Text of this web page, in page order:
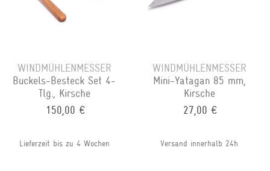
WINDMÜHLENMESSER
Buckels-Besteck Set 4-
Tlg., Kirsche
150,00 €
Lieferzeit bis zu 4 Wochen
WINDMÜHLENMESSER
Mini-Yatagan 85 mm,
Kirsche
27,00 €
Versand innerhalb 24h